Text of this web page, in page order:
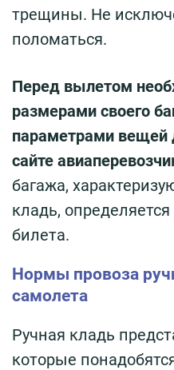
трещины. Не
поломаться.
Перед вылетом
размерами своего
параметрами вещей
сайте
багажа,
кладь,
билета.
Нормы провоза
самолета
Ручная кладь
которые